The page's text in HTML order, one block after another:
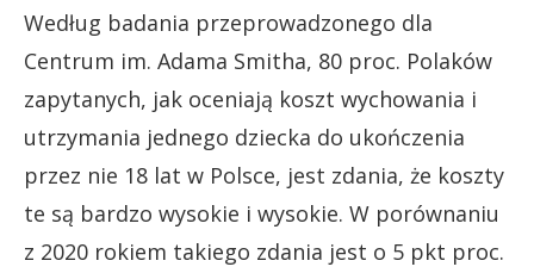
Według badania przeprowadzonego dla
Centrum im. Adama Smitha, 80 proc. Polaków
zapytanych, jak oceniają koszt wychowania i
utrzymania jednego dziecka do ukończenia
przez nie 18 lat w Polsce, jest zdania, że koszty
te są bardzo wysokie i wysokie. W porównaniu
z 2020 rokiem takiego zdania jest o 5 pkt proc.